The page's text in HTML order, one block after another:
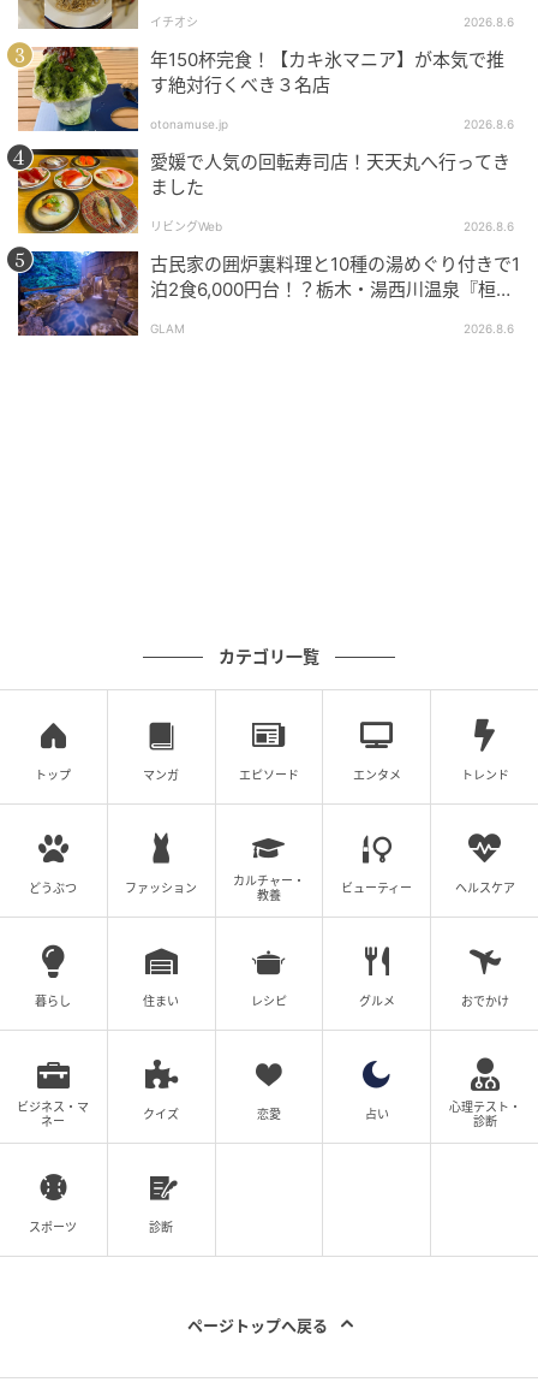
イチオシ 2026.8.6
年150杯完食！【カキ氷マニア】が本気で推
す絶対行くべき３名店
otonamuse.jp 2026.8.6
愛媛で人気の回転寿司店！天天丸へ行ってき
ました
リビングWeb 2026.8.6
古民家の囲炉裏料理と10種の湯めぐり付きで1
泊2食6,000円台！？栃木・湯西川温泉『桓武
GLAM 2026.8.6
カテゴリ一覧
トップ マンガ エピソード エンタメ トレンド
どうぶつ ファッション
カルチャー・
教養
ビューティー ヘルスケア
暮らし 住まい レシピ グルメ おでかけ
ビジネス・マ
ネー
クイズ 恋愛 占い
心理テスト・
診断
スポーツ 診断
ページトップへ戻る